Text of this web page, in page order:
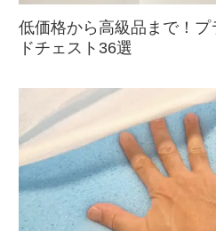
低価格から高級品まで！プ
ドチェスト36選